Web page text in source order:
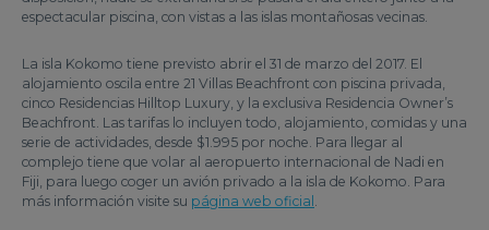
espectacular piscina, con vistas a las islas montañosas vecinas.
La isla Kokomo tiene previsto abrir el 31 de marzo del 2017. El
alojamiento oscila entre 21 Villas Beachfront con piscina privada,
cinco Residencias Hilltop Luxury, y la exclusiva Residencia Owner’s
Beachfront. Las tarifas lo incluyen todo, alojamiento, comidas y una
serie de actividades, desde $1.995 por noche. Para llegar al
complejo tiene que volar al aeropuerto internacional de Nadi en
Fiji, para luego coger un avión privado a la isla de Kokomo. Para
más información visite su página web oficial .